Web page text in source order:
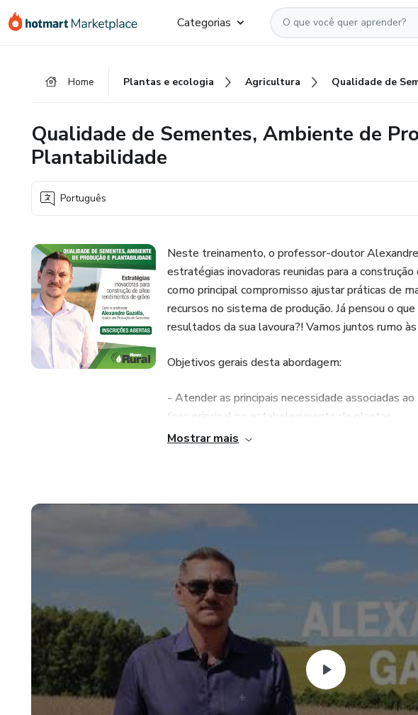
para
para
para
Categorias
Home Plantas e ecologia Agricultura
Qualidade de Sementes, Ambiente de
Plantabilidade
Português
Neste treinamento, o professor-doutor
estratégias inovadoras reunidas para a
como principal compromisso ajustar práticas de
recursos no sistema de produção. Já pensou o
resultados da sua lavoura?! Vamos juntos rumo
Objetivos gerais desta abordagem:
- Atender as principais necessidade associadas
foco principal no estabelecimento de plantas.
-Os fatores que interferem na plantabilidade,
qualidade de sementes, equipamentos e operação.
---------------------------------------
Conteúdo do curso:
1. Introdução
1.1. Saiba quais serão os principais pontos que
2. Conteúdo geral
Mostrar mais